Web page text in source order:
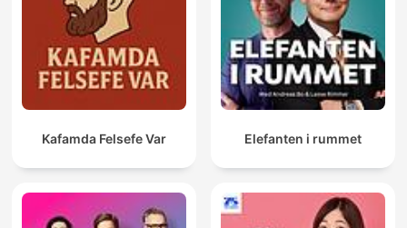
Kafamda Felsefe Var Elefanten i rummet